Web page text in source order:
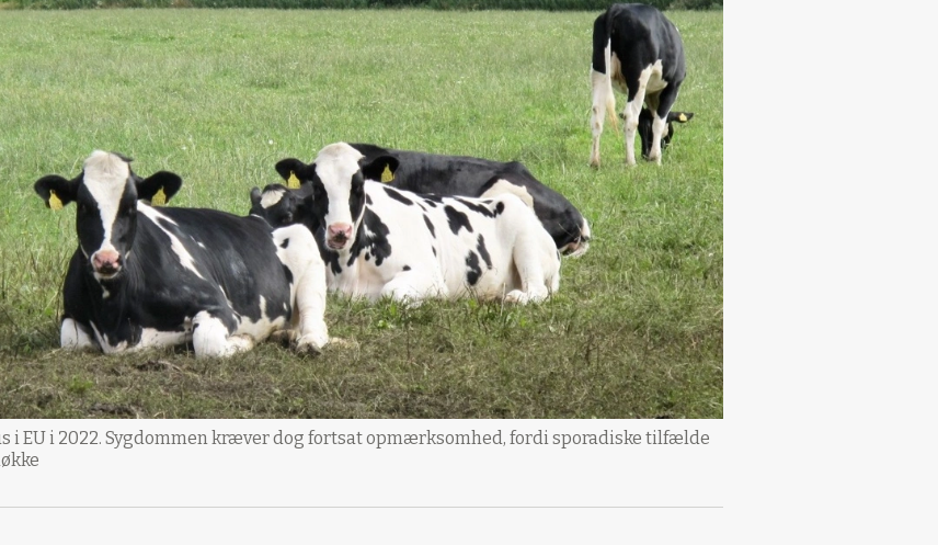
i EU i 2022. Sygdommen kræver dog fortsat opmærksomhed, fordi sporadiske tilfælde